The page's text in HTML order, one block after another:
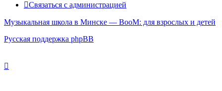
Связаться с администрацией
Музыкальная школа в Минске — BooM: для взрослых и детей
Русская поддержка phpBB